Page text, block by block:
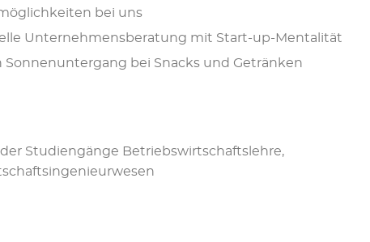
bei uns
Unternehmensberatung mit Start-up-Mentalität
Sonnenuntergang bei Snacks und Getränken
Studiengänge Betriebswirtschaftslehre,